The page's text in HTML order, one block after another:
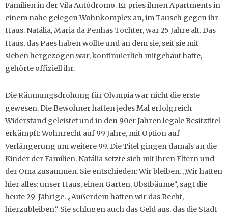
Familien in der Vila Autódromo. Er pries ihnen Apartments in
einem nahe gelegen Wohnkomplex an, im Tausch gegen ihr
Haus. Natália, Maria da Penhas Tochter, war 25 Jahre alt. Das
Haus, das Paes haben wollte und an dem sie, seit sie mit
sieben hergezogen war, kontinuierlich mitgebaut hatte,
gehörte offiziell ihr.
Die Räumungsdrohung für Olympia war nicht die erste
gewesen. Die Bewohner hatten jedes Mal erfolgreich
Widerstand geleistet und in den 90er Jahren legale Besitztitel
erkämpft: Wohnrecht auf 99 Jahre, mit Option auf
Verlängerung um weitere 99. Die Titel gingen damals an die
Kinder der Familien. Natália setzte sich mit ihren Eltern und
der Oma zusammen. Sie entschieden: Wir bleiben. „Wir hatten
hier alles: unser Haus, einen Garten, Obstbäume“, sagt die
heute 29-Jährige. „Außerdem hatten wir das Recht,
hierzubleiben.“ Sie schlugen auch das Geld aus, das die Stadt